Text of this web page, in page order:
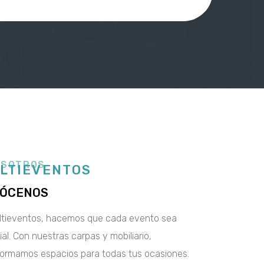
hacemos que cada evento sea
Con nuestras carpas y mobiliario,
espacios para todas tus ocasiones.